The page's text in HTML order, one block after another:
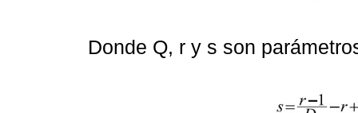
Donde Q, r y s son